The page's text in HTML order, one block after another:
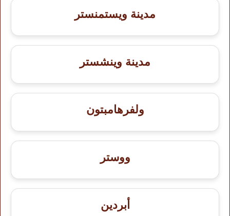
مدينة ويستمنستر
مدينة وينشستر
ولفرهامبتون
ووستر
أبردين